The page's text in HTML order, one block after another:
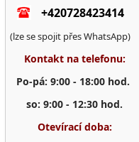
+420728423414
(lze se spojit přes WhatsApp)
Kontakt na telefonu:
Po-pá: 9:00 - 18:00 hod.
so: 9:00 - 12:30 hod.
Otevírací doba: